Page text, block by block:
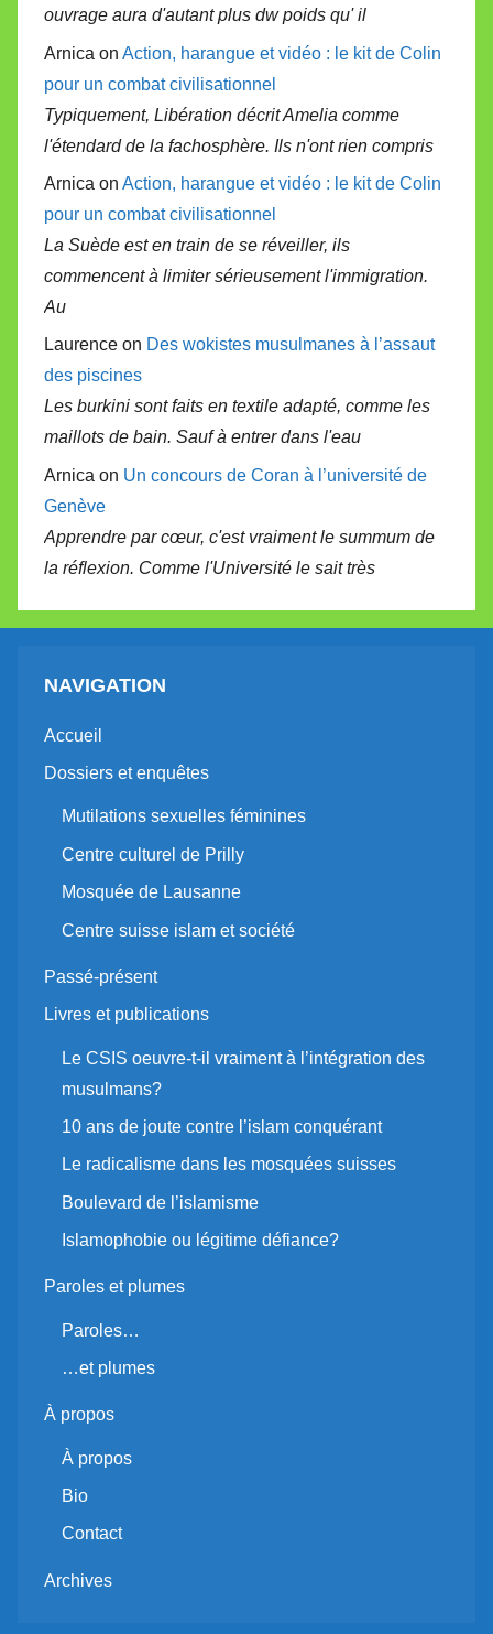
ouvrage aura d'autant plus dw poids qu' il
Arnica on Action, harangue et vidéo : le kit de Colin
pour un combat civilisationnel
Typiquement, Libération décrit Amelia comme
l'étendard de la fachosphère. Ils n'ont rien compris
Arnica on Action, harangue et vidéo : le kit de Colin
pour un combat civilisationnel
La Suède est en train de se réveiller, ils
commencent à limiter sérieusement l'immigration.
Au
Laurence on Des wokistes musulmanes à l’assaut
des piscines
Les burkini sont faits en textile adapté, comme les
maillots de bain. Sauf à entrer dans l'eau
Arnica on Un concours de Coran à l’université de
Genève
Apprendre par cœur, c'est vraiment le summum de
la réflexion. Comme l'Université le sait très
NAVIGATION
Accueil
Dossiers et enquêtes
Mutilations sexuelles féminines
Centre culturel de Prilly
Mosquée de Lausanne
Centre suisse islam et société
Passé-présent
Livres et publications
Le CSIS oeuvre-t-il vraiment à l’intégration des
musulmans?
10 ans de joute contre l’islam conquérant
Le radicalisme dans les mosquées suisses
Boulevard de l’islamisme
Islamophobie ou légitime défiance?
Paroles et plumes
Paroles…
…et plumes
À propos
À propos
Bio
Contact
Archives